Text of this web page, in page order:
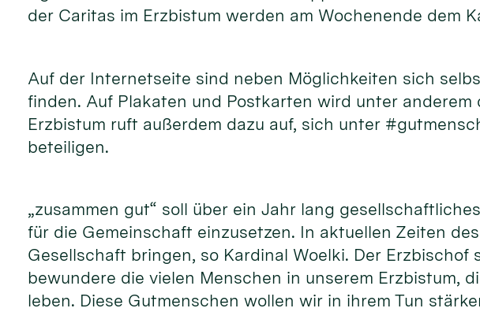
der Caritas im Erzbistum werden am Wochenende dem
Auf der Internetseite sind neben Möglichkeiten sich
finden. Auf Plakaten und Postkarten wird unter
Erzbistum ruft außerdem dazu auf, sich unter
beteiligen.
„zusammen gut“ soll über ein Jahr lang
für die Gemeinschaft einzusetzen. In aktuellen Zeiten
Gesellschaft bringen, so Kardinal Woelki. Der
bewundere die vielen Menschen in unserem Erzbistum,
leben. Diese Gutmenschen wollen wir in ihrem Tun